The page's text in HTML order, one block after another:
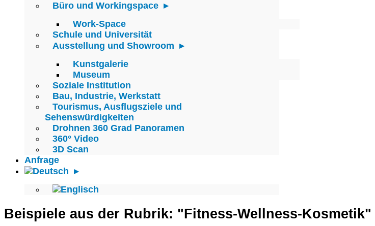
Büro und Workingspace
Work-Space
Schule und Universität
Ausstellung und Showroom
Kunstgalerie
Museum
Soziale Institution
Bau, Industrie, Werkstatt
Tourismus, Ausflugsziele und
Sehenswürdigkeiten
Drohnen 360 Grad Panoramen
360° Video
3D Scan
Anfrage
Beispiele aus der Rubrik: "Fitness-Wellness-Kosmetik"